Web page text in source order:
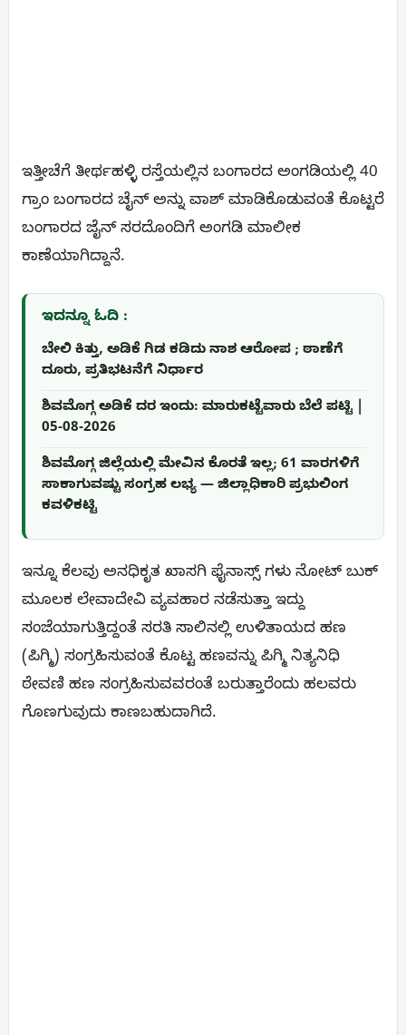
ಇತ್ತೀಚೆಗೆ ತೀರ್ಥಹಳ್ಳಿ ರಸ್ತೆಯಲ್ಲಿನ ಬಂಗಾರದ ಅಂಗಡಿಯಲ್ಲಿ 40
ಗ್ರಾಂ ಬಂಗಾರದ ಚೈನ್‌ ಅನ್ನು ವಾಶ್ ಮಾಡಿಕೊಡುವಂತೆ ಕೊಟ್ಟರೆ
ಬಂಗಾರದ ಜೈನ್ ಸರದೊಂದಿಗೆ ಅಂಗಡಿ ಮಾಲೀಕ
ಕಾಣೆಯಾಗಿದ್ದಾನೆ.
ಇದನ್ನೂ ಓದಿ :
ಬೇಲಿ ಕಿತ್ತು, ಅಡಿಕೆ ಗಿಡ ಕಡಿದು ನಾಶ ಆರೋಪ ; ಠಾಣೆಗೆ
ದೂರು, ಪ್ರತಿಭಟನೆಗೆ ನಿರ್ಧಾರ
ಶಿವಮೊಗ್ಗ ಅಡಿಕೆ ದರ ಇಂದು: ಮಾರುಕಟ್ಟೆವಾರು ಬೆಲೆ ಪಟ್ಟಿ |
05-08-2026
ಶಿವಮೊಗ್ಗ ಜಿಲ್ಲೆಯಲ್ಲಿ ಮೇವಿನ ಕೊರತೆ ಇಲ್ಲ; 61 ವಾರಗಳಿಗೆ
ಸಾಕಾಗುವಷ್ಟು ಸಂಗ್ರಹ ಲಭ್ಯ — ಜಿಲ್ಲಾಧಿಕಾರಿ ಪ್ರಭುಲಿಂಗ
ಕವಳಿಕಟ್ಟಿ
ಇನ್ನೂ ಕೆಲವು ಅನಧಿಕೃತ ಖಾಸಗಿ ಫೈನಾಸ್ಸ್ ಗಳು ನೋಟ್ ಬುಕ್
ಮೂಲಕ ಲೇವಾದೇವಿ ವ್ಯವಹಾರ ನಡೆಸುತ್ತಾ ಇದ್ದು
ಸಂಜೆಯಾಗುತ್ತಿದ್ದಂತೆ ಸರತಿ ಸಾಲಿನಲ್ಲಿ ಉಳಿತಾಯದ ಹಣ
(ಪಿಗ್ಮಿ) ಸಂಗ್ರಹಿಸುವಂತೆ ಕೊಟ್ಟ ಹಣವನ್ನು ಪಿಗ್ಮಿ ನಿತ್ಯನಿಧಿ
ಠೇವಣಿ ಹಣ ಸಂಗ್ರಹಿಸುವವರಂತೆ ಬರುತ್ತಾರೆಂದು ಹಲವರು
ಗೊಣಗುವುದು ಕಾಣಬಹುದಾಗಿದೆ.